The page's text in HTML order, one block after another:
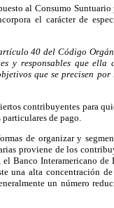
al Consumo Suntuario
el carácter de
40 del Código
y responsables que ella
que se precisen por
contribuyentes para
de pago.
de organizar y
proviene de los
Banco Interamericano de
una alta concentración
un número